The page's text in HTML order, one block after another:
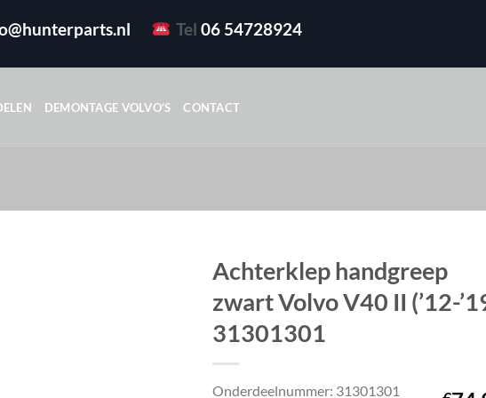
Tel 06 54728924
DEMONTAGE VOLVO’S CONTACT
Achterklep handgreep
zwart Volvo V40 II (’12-
31301301
Onderdeelnummer: 31301301